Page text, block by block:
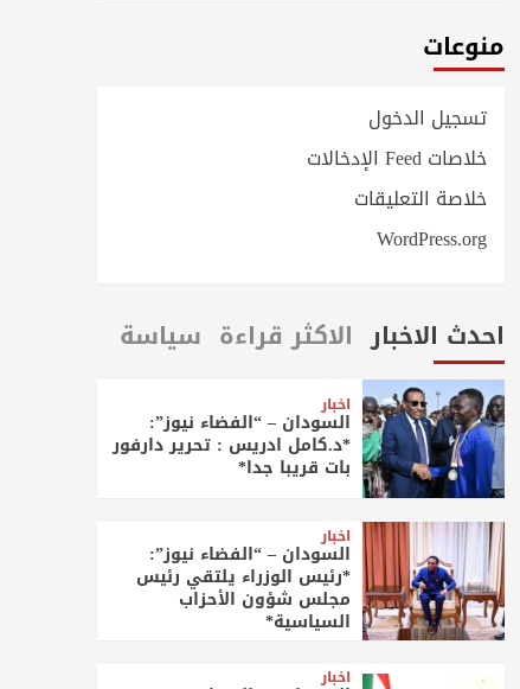
منوعات
تسجيل الدخول
خلاصات Feed الإدخالات
خلاصة التعليقات
WordPress.org
احدث الاخبار الاكثر قراءة سياسة
اخبار
السودان – “الفضاء نيوز”:
*د.كامل ادريس : تحرير دارفور
بات قريبا جدا*
اخبار
السودان – “الفضاء نيوز”:
*رئيس الوزراء يلتقي رئيس
مجلس شؤون الأحزاب
السياسية*
اخبار